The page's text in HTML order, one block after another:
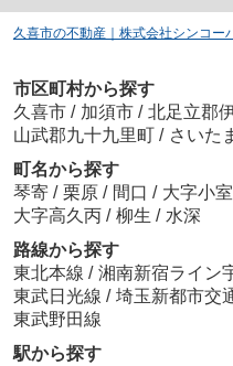
久喜市の不動産｜株式会社シンコー
市区町村から探す
久喜市 / 加須市 / 北足立郡
山武郡九十九里町
/ さいた
町名から探す
琴寄 / 栗原 / 間口 / 大字小室
大字高久丙 / 柳生 / 水深
路線から探す
東北本線 / 湘南新宿ライン
東武日光線 / 埼玉新都市交
東武野田線
駅から探す